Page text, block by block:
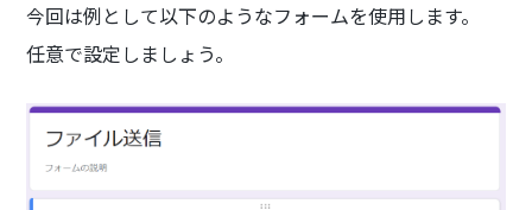
今回は例として以下のようなフォームを使用します。
任意で設定しましょう。